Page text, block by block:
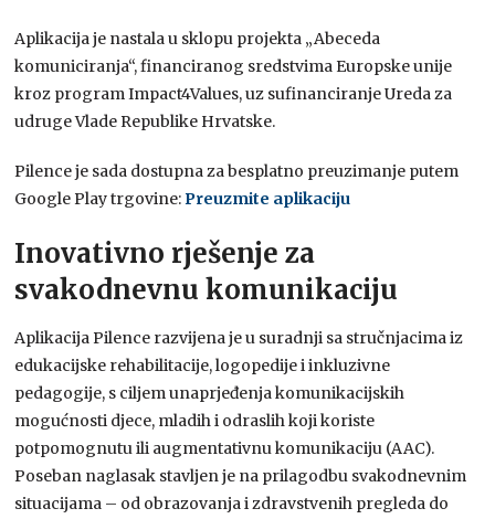
Aplikacija je nastala u sklopu projekta „Abeceda
komuniciranja“, financiranog sredstvima Europske unije
kroz program Impact4Values, uz sufinanciranje Ureda za
udruge Vlade Republike Hrvatske.
Pilence je sada dostupna za besplatno preuzimanje putem
Google Play trgovine:Preuzmite aplikaciju
Inovativno rješenje za
svakodnevnu komunikaciju
Aplikacija Pilence razvijena je u suradnji sa stručnjacima iz
edukacijske rehabilitacije, logopedije i inkluzivne
pedagogije, s ciljem unaprjeđenja komunikacijskih
mogućnosti djece, mladih i odraslih koji koriste
potpomognutu ili augmentativnu komunikaciju (AAC).
Poseban naglasak stavljen je na prilagodbu svakodnevnim
situacijama – od obrazovanja i zdravstvenih pregleda do